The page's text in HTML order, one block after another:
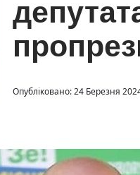
Опубліковано: 24 Березня